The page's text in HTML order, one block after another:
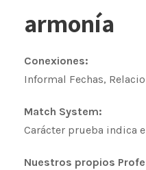
armonía
Conexiones:
Informal Fechas,
Match System:
Carácter prueba indica
Nuestros propios